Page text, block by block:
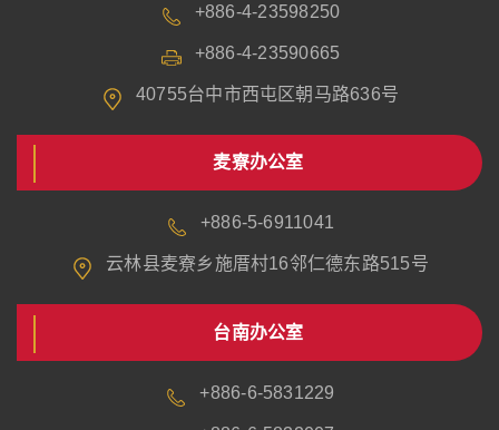
+886-4-23598250
+886-4-23590665
40755台中市西屯区朝马路636号
麦寮办公室
+886-5-6911041
云林县麦寮乡施厝村16邻仁德东路515号
台南办公室
+886-6-5831229